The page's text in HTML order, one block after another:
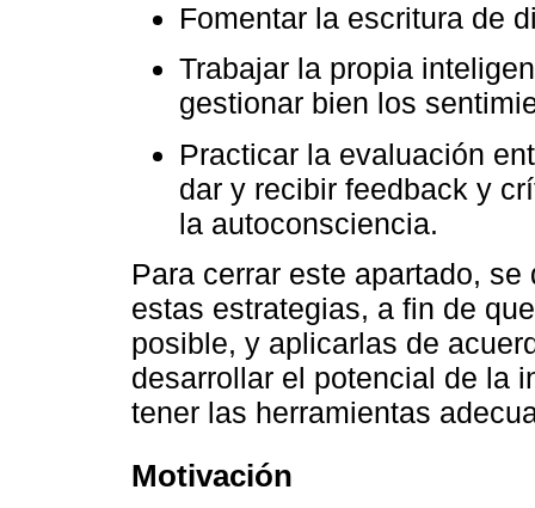
Fomentar la escritura de
Trabajar la propia
gestionar bien los
Practicar la evaluación
dar y recibir feedback y
la autoconsciencia.
Para cerrar este apartado,
estas estrategias, a fin de
posible, y aplicarlas de
desarrollar el potencial de la
tener las herramientas
Motivación